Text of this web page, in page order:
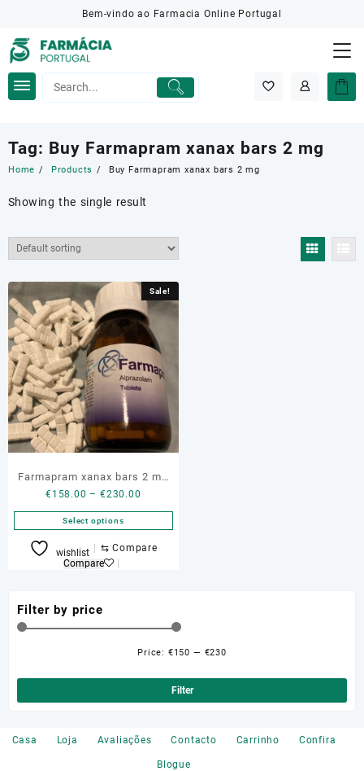
content
Bem-vindo ao Farmacia Online Portugal
Tag: Buy Farmapram xanax bars 2 mg
Home Products Buy Farmapram xanax bars 2 mg
Showing the single result
Sale!
Farmapram xanax bars 2 mg
genuine bars
€158.00 – €230.00
range:
€158.00
through
Select options
This
product
variants.
The
be
wishlist ⇆ Compare
Compare
Filter by price
Filter
Price: €150 — €230
Casa Loja Avaliações Contacto Carrinho Confira
Blogue